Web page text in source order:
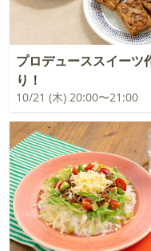
プロデューススイーツ
り！
10/21 (木) 20:00〜21:00